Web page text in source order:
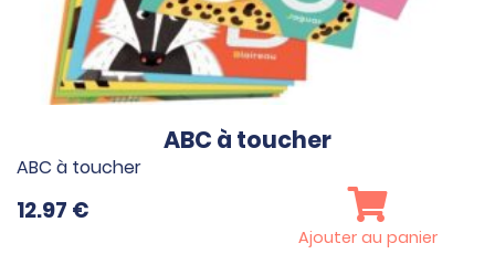
ABC à toucher
ABC à toucher
12.97 €
Ajouter au panier